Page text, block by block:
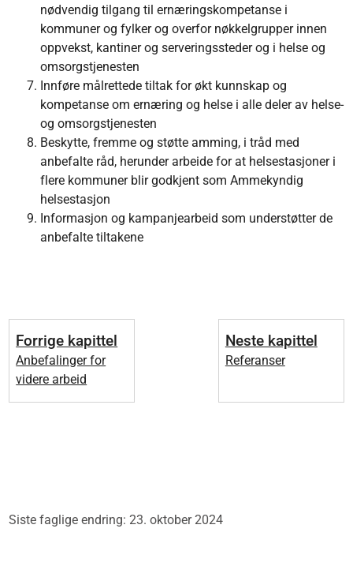
nødvendig tilgang til ernæringskompetanse i
kommuner og fylker og overfor nøkkelgrupper innen
oppvekst, kantiner og serveringssteder og i helse og
omsorgstjenesten
Innføre målrettede tiltak for økt kunnskap og
kompetanse om ernæring og helse i alle deler av helse-
og omsorgstjenesten
Beskytte, fremme og støtte amming, i tråd med
anbefalte råd, herunder arbeide for at helsestasjoner i
flere kommuner blir godkjent som Ammekyndig
helsestasjon
Informasjon og kampanjearbeid som understøtter de
anbefalte tiltakene
Forrige kapittel
Anbefalinger for
videre arbeid
Neste kapittel
Referanser
Siste faglige endring: 23. oktober 2024